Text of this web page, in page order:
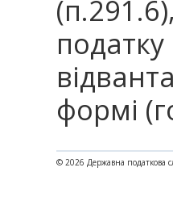
формі
© 2026 Державна податкова